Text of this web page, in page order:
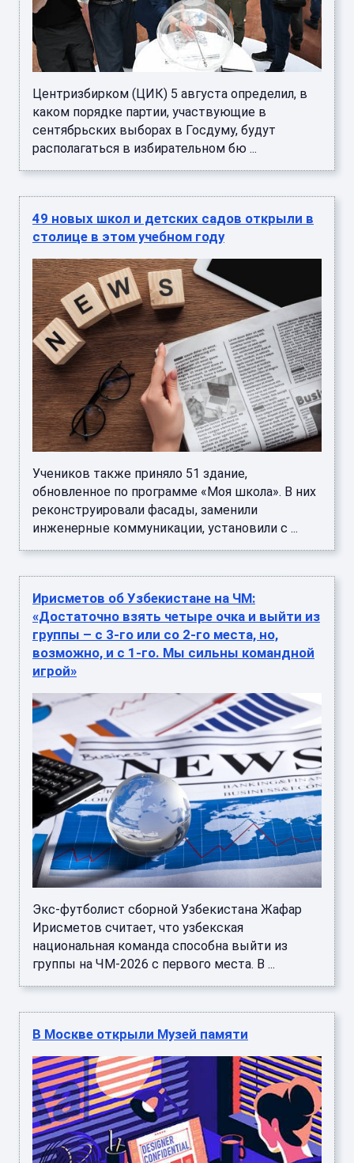
Центризбирком (ЦИК) 5 августа определил, в
каком порядке партии, участвующие в
сентябрьских выборах в Госдуму, будут
располагаться в избирательном бю ...
49 новых школ и детских садов открыли в
столице в этом учебном году
Учеников также приняло 51 здание,
обновленное по программе «Моя школа». В них
реконструировали фасады, заменили
инженерные коммуникации, установили с ...
Ирисметов об Узбекистане на ЧМ:
«Достаточно взять четыре очка и выйти из
группы – с 3-го или со 2-го места, но,
возможно, и с 1-го. Мы сильны командной
игрой»
Экс-футболист сборной Узбекистана Жафар
Ирисметов считает, что узбекская
национальная команда способна выйти из
группы на ЧМ-2026 с первого места. В ...
В Москве открыли Музей памяти